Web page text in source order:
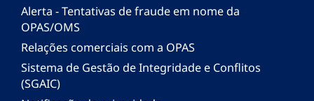
Alerta - Tentativas de fraude em nome da
OPAS/OMS
Relações comerciais com a OPAS
Sistema de Gestão de Integridade e Conflitos
(SGAIC)